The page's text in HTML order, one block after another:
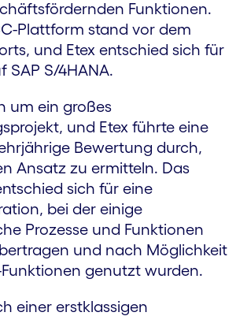
Funktionen.
Plattform stand vor dem
und Etex entschied sich für
SAP S/4HANA.
um ein großes
und Etex führte eine
Bewertung durch,
Ansatz zu ermitteln. Das
sich für eine
bei der einige
Prozesse und Funktionen
und nach Möglichkeit
Funktionen genutzt wurden.
einer erstklassigen